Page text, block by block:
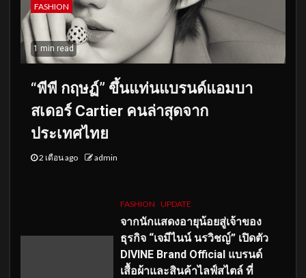
FASHION
1 min read
“พีพี กฤษฏ์” ขึ้นแท่นแบรนด์แอมบา
สเดอร์ Cartier คนล่าสุดจาก
ประเทศไทย
2 เดือน ago admin
FASHION UPDATE
จากนักแสดงอายุน้อยสู่เจ้าของ
ธุรกิจ “เจมีไนน์ นรวิชญ์” เปิดตัว
DIVINE Brand Official แบรนด์
เสื้อผ้าและสินค้าไลฟ์สไตล์ ที่